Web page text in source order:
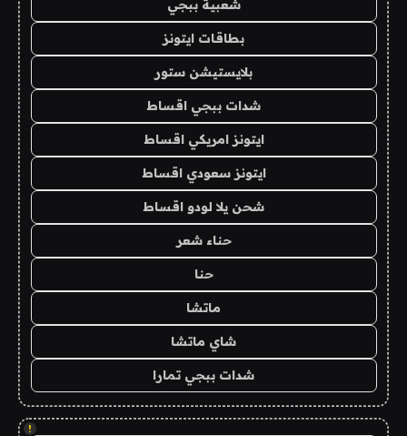
شعبية ببجي
بطاقات ايتونز
بلايستيشن ستور
شدات ببجي اقساط
ايتونز امريكي اقساط
ايتونز سعودي اقساط
شحن يلا لودو اقساط
حناء شعر
حنا
ماتشا
شاي ماتشا
شدات ببجي تمارا
!